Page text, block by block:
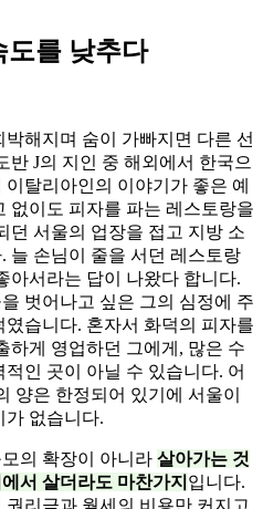
도를 낮추다
해지며 숨이 가빠지면 다른 선
반 J의 지인 중 해외에서 한국으
탈리아인의 이야기가 좋은 예
없이도 피자를 파는 레스토랑을
던 서울의 업장을 접고 지방 소
늘 손님이 줄을 서던 레스토랑
아서라는 답이 나왔다 합니다.
벗어나고 싶은 그의 심정에 주
습니다. 혼자서 화덕의 피자를
하게 영업하던 그에게, 많은 수
인 곳이 아닐 수 있습니다. 어
양은 한정되어 있기에 서울이
가 없습니다.
의 확장이 아니라 살아가는 것
서 살더라도 마찬가지 입니다.
리금과 월세의 비용만 커지고,